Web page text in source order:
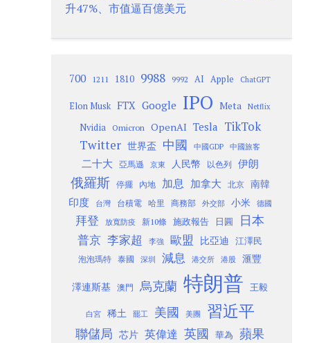
升47%、市值逼百億美元
700 1211 1810 9988 9992 AI Apple ChatGPT
Elon Musk FTX Google IPO Meta Netflix
Nvidia Omicron OpenAI Tesla TikTok
Twitter 世界盃 中國 中國GDP 中國旅客
二十大 亞馬遜 京東 人民幣 以色列 伊朗
俄羅斯 停擺 內地 加息 加拿大 北京
南韓
印度
台灣 台積電 哈里 商務部 外交部 小米 德國
拜登 放寬防疫 新10條 施政報告 日圓 日本
普京 李家超 李強 歐盟 比亞迪 江澤民
泡泡瑪特 泰國 深圳 減息 港交所 港股 滙豐
澤連斯基 澳門 烏克蘭 特朗普 王毅
白宮 稀土 罷工 美國 美團 習近平
聯儲局 芯片 英偉達 英國 華為 蘋果